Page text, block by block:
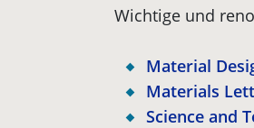
Wichtige und
Material
Materials
Science and